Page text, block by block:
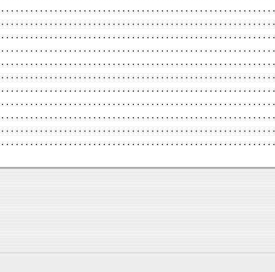
. . . . . . . . . . . . . . . . . . . . . . . . . . . . . . . . . . . . . . . . . . . . . . . . . . . . . .
. . . . . . . . . . . . . . . . . . . . . . . . . . . . . . . . . . . . . . . . . . . . . . . . . . . . . .
. . . . . . . . . . . . . . . . . . . . . . . . . . . . . . . . . . . . . . . . . . . . . . . . . . . . . .
. . . . . . . . . . . . . . . . . . . . . . . . . . . . . . . . . . . . . . . . . . . . . . . . . . . . . .
. . . . . . . . . . . . . . . . . . . . . . . . . . . . . . . . . . . . . . . . . . . . . . . . . . . . . .
. . . . . . . . . . . . . . . . . . . . . . . . . . . . . . . . . . . . . . . . . . . . . . . . . . . . . .
. . . . . . . . . . . . . . . . . . . . . . . . . . . . . . . . . . . . . . . . . . . . . . . . . . . . . .
. . . . . . . . . . . . . . . . . . . . . . . . . . . . . . . . . . . . . . . . . . . . . . . . . . . . . .
. . . . . . . . . . . . . . . . . . . . . . . . . . . . . . . . . . . . . . . . . . . . . . . . . . . . . .
. . . . . . . . . . . . . . . . . . . . . . . . . . . . . . . . . . . . . . . . . . . . . . . . . . . . . .
. . . . . . . . . . . . . . . . . . . . . . . . . . . . . . . . . . . . . . . . . . . . . . . . . . . . . .